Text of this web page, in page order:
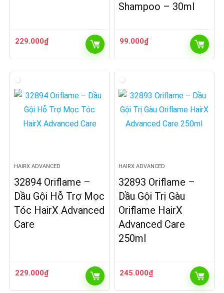
229.000₫
Shampoo – 30ml
99.000₫
HAIRX ADVANCED
32894 Oriflame –
Dầu Gội Hỗ Trợ Mọc
Tóc HairX Advanced
Care
229.000₫
HAIRX ADVANCED
32893 Oriflame –
Dầu Gội Trị Gàu
Oriflame HairX
Advanced Care
250ml
245.000₫